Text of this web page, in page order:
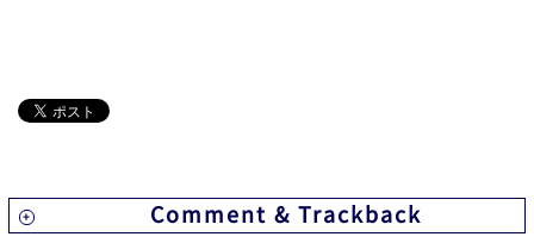
Comment & Trackback